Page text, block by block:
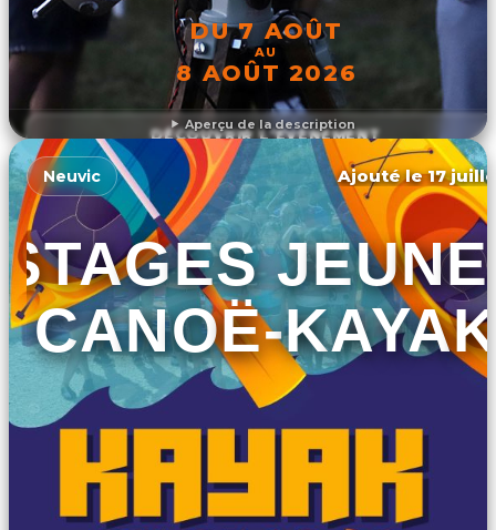
Aperçu de la description
DU 7 AOÛT
AU
8 AOÛT 2026
DÉCOUVRIR L'ÉVÉNEMENT
Neuvic Ajouté le 17
STAGES
CANOË-